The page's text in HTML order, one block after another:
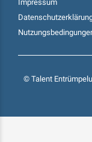
Impressum
© Talent